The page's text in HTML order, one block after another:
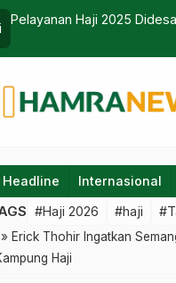
Klinik Memori, Layanan
Gangguan Kognitif Hingga
Headline Internasional
#Haji 2026 #haji
» Erick Thohir Ingatkan
Haji